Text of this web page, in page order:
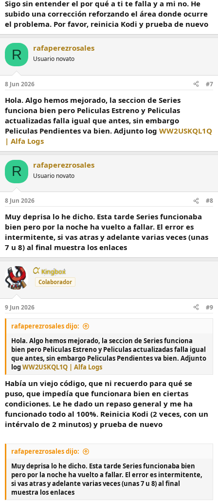
Sigo sin entender el por qué a ti te falla y a mi no. He
subido una corrección reforzando el área donde ocurre
el problema. Por favor, reinicia Kodi y prueba de nuevo
R rafaperezrosales
Usuario novato
8 Jun 2026 #7
Hola. Algo hemos mejorado, la seccion de Series
funciona bien pero Peliculas Estreno y Peliculas
actualizadas falla igual que antes, sin embargo
Peliculas Pendientes va bien. Adjunto log WW2USKQL1Q
| Alfa Logs
R rafaperezrosales
Usuario novato
8 Jun 2026 #8
Muy deprisa lo he dicho. Esta tarde Series funcionaba
bien pero por la noche ha vuelto a fallar. El error es
intermitente, si vas atras y adelante varias veces (unas
7 u 8) al final muestra los enlaces
Kingbox
Colaborador
9 Jun 2026 #9
rafaperezrosales dijo:
Hola. Algo hemos mejorado, la seccion de Series funciona
bien pero Peliculas Estreno y Peliculas actualizadas falla igual
que antes, sin embargo Peliculas Pendientes va bien. Adjunto
logWW2USKQL1Q | Alfa Logs
Había un viejo código, que ni recuerdo para qué se
puso, que impedía que funcionara bien en ciertas
condiciones. Le he dado un repaso general y me ha
funcionado todo al 100%. Reinicia Kodi (2 veces, con un
intérvalo de 2 minutos) y prueba de nuevo
rafaperezrosales dijo:
Muy deprisa lo he dicho. Esta tarde Series funcionaba bien
pero por la noche ha vuelto a fallar. El error es intermitente,
si vas atras y adelante varias veces (unas 7 u 8) al final
muestra los enlaces